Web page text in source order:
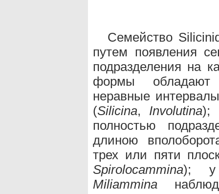
Семейство
путем появления
подразделения на
формы обладают
неравные
(Silicina, Involutina);
полностью
длиною
трех или пяти
Spirolocammina);
Miliammina